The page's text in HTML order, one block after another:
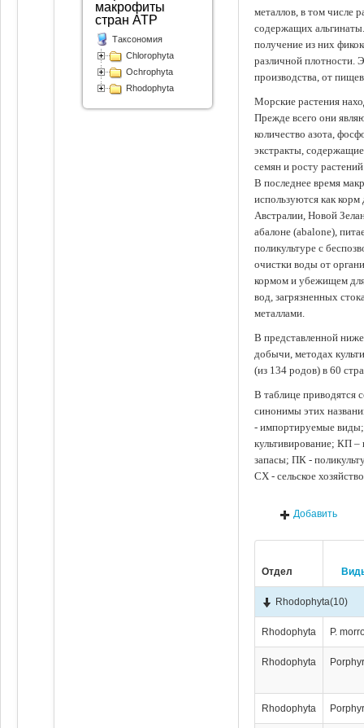
металлов, в том числе
содержащих
получение из них
различной плотности.
производства, от
Морские растения
Прежде всего они
количество азота,
экстракты,
семян и росту
В последнее время
используются как
Австралии, Новой
абалоне (abalone),
поликультуре с
очистки воды от
кормом и убежищем
вод, загрязненных
металлами.
В представленной
добычи, методах
(из 134 родов) в 60
В таблице приводятся
синонимы этих
- импортируемые
культивирование; КП
запасы; ПК -
СХ - сельское
Добавить
Отдел
Rhodophyta(10)
Rhodophyta P.
Rhodophyta
Rhodophyta
макрофиты
стран АТР
Таксономия
Chlorophyta
Ochrophyta
Rhodophyta